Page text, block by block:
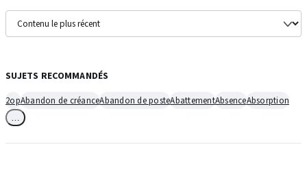
SUJETS RECOMMANDÉS
2opAbandon de créanceAbandon de posteAbattementAbsenceAbsorption